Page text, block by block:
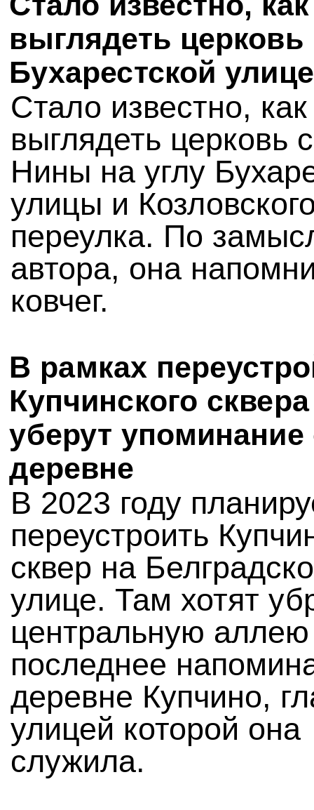
выглядеть церковь
Бухарестской улице
Стало известно,
выглядеть церковь
Нины на углу
улицы и
переулка. По
автора, она
ковчег.
В рамках
Купчинского сквера
уберут упоминание
деревне
В 2023 году
переустроить
сквер на
улице. Там хотят
центральную
последнее
деревне Купчино,
улицей которой она
служила.